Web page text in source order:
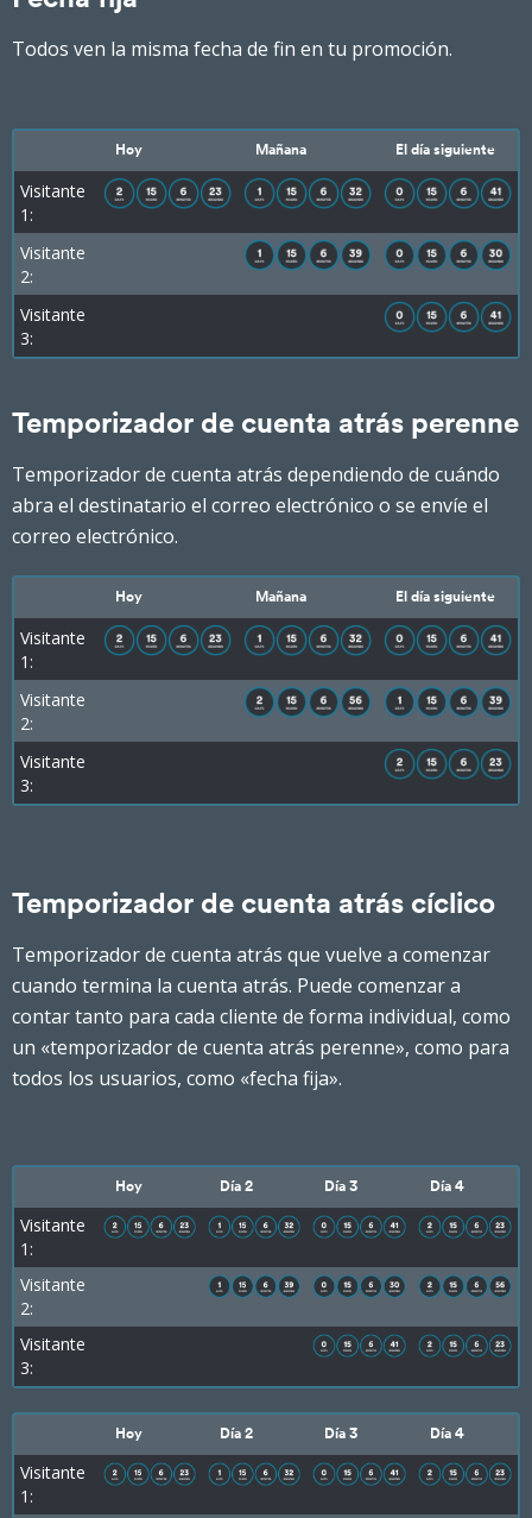
Todos ven la misma fecha de fin en tu promoción.
Hoy Mañana El día siguiente
Visitante
1:
Visitante
2:
Visitante
3:
Temporizador de cuenta atrás perenne
Temporizador de cuenta atrás dependiendo de cuándo
abra el destinatario el correo electrónico o se envíe el
correo electrónico.
Hoy Mañana El día siguiente
Visitante
1:
Visitante
2:
Visitante
3:
Temporizador de cuenta atrás cíclico
Temporizador de cuenta atrás que vuelve a comenzar
cuando termina la cuenta atrás. Puede comenzar a
contar tanto para cada cliente de forma individual, como
un «temporizador de cuenta atrás perenne», como para
todos los usuarios, como «fecha fija».
Hoy Día 2 Día 3 Día 4
Visitante
1:
Visitante
2:
Visitante
3:
Hoy Día 2 Día 3 Día 4
Visitante
1: